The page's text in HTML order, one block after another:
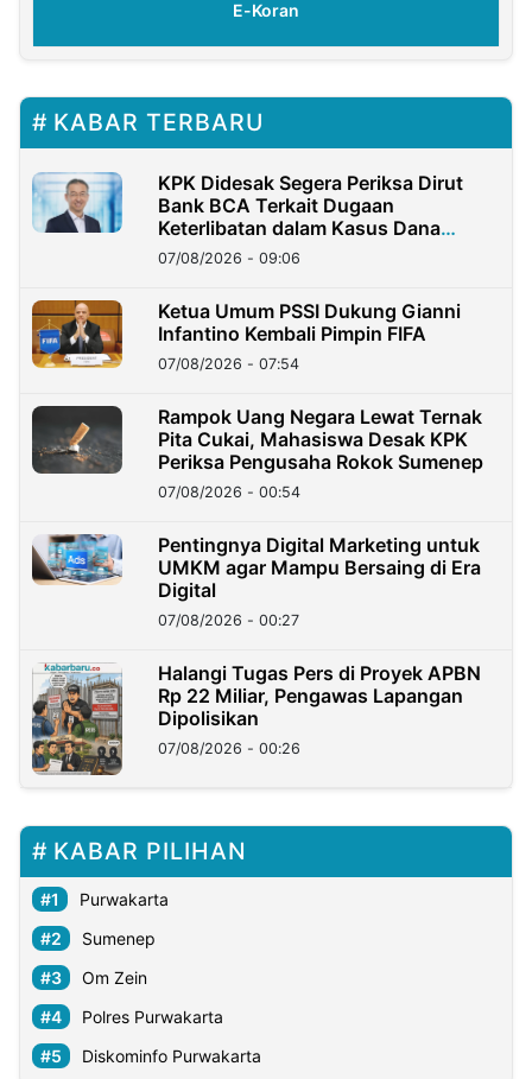
E-Koran
KABAR TERBARU
KPK Didesak Segera Periksa Dirut
Bank BCA Terkait Dugaan
Keterlibatan dalam Kasus Dana
Nasabah Rp2,58 Miliar Raib
07/08/2026 - 09:06
Ketua Umum PSSI Dukung Gianni
Infantino Kembali Pimpin FIFA
07/08/2026 - 07:54
Rampok Uang Negara Lewat Ternak
Pita Cukai, Mahasiswa Desak KPK
Periksa Pengusaha Rokok Sumenep
07/08/2026 - 00:54
Pentingnya Digital Marketing untuk
UMKM agar Mampu Bersaing di Era
Digital
07/08/2026 - 00:27
Halangi Tugas Pers di Proyek APBN
Rp 22 Miliar, Pengawas Lapangan
Dipolisikan
07/08/2026 - 00:26
KABAR PILIHAN
Purwakarta
Sumenep
Om Zein
Polres Purwakarta
Diskominfo Purwakarta